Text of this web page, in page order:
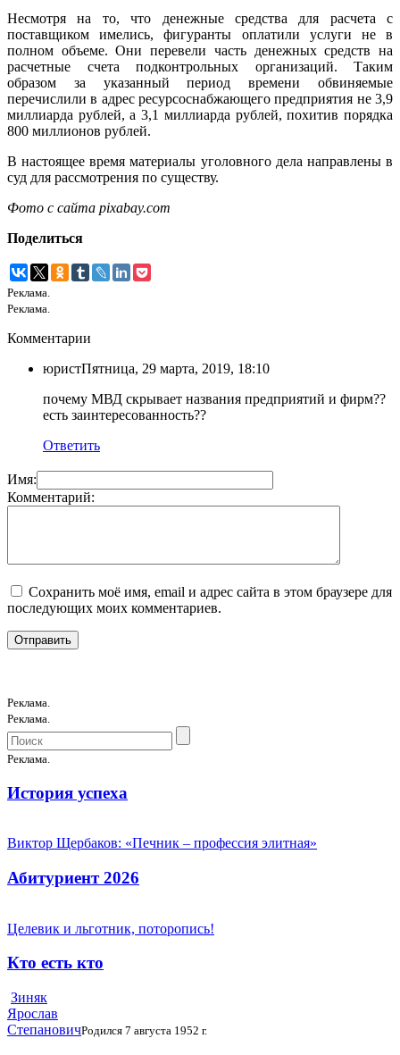
Несмотря на то, что денежные средства для расчета с
поставщиком имелись, фигуранты оплатили услуги не в
полном объеме. Они перевели часть денежных средств на
расчетные счета подконтрольных организаций. Таким
образом за указанный период времени обвиняемые
перечислили в адрес ресурсоснабжающего предприятия не 3,9
миллиарда рублей, а 3,1 миллиарда рублей, похитив порядка
800 миллионов рублей.
В настоящее время материалы уголовного дела направлены в
суд для рассмотрения по существу.
Фото с сайта pixabay.com
Поделиться
Реклама.
Реклама.
Комментарии
юристПятница, 29 марта, 2019, 18:10
почему МВД скрывает названия предприятий и фирм??
есть заинтересованность??
Ответить
Имя:
Комментарий:
Сохранить моё имя, email и адрес сайта в этом браузере для
последующих моих комментариев.
Реклама.
Реклама.
Реклама.
История успеха
Виктор Щербаков: «Печник – профессия элитная»
Абитуриент 2026
Целевик и льготник, поторопись!
Кто есть кто
Зиняк
Ярослав
СтепановичРодился 7 августа 1952 г.